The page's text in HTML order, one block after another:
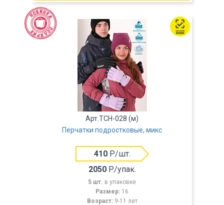
Арт.TCH-028 (м)
Перчатки подростковые, микс
410Р/шт.
2050Р/упак.
5 шт. в упаковке
Размер: 16
Возраст: 9-11 лет